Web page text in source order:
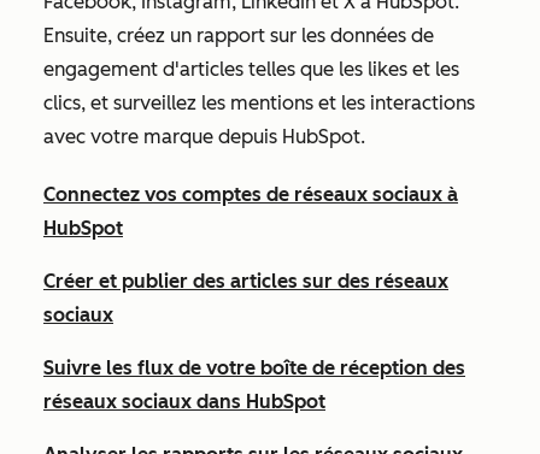
Ensuite, créez un rapport sur les données de
engagement d'articles telles que les likes et les
clics, et surveillez les mentions et les interactions
avec votre marque depuis HubSpot.
Connectez vos comptes de réseaux sociaux à
HubSpot
Créer et publier des articles sur des réseaux
sociaux
Suivre les flux de votre boîte de réception des
réseaux sociaux dans HubSpot